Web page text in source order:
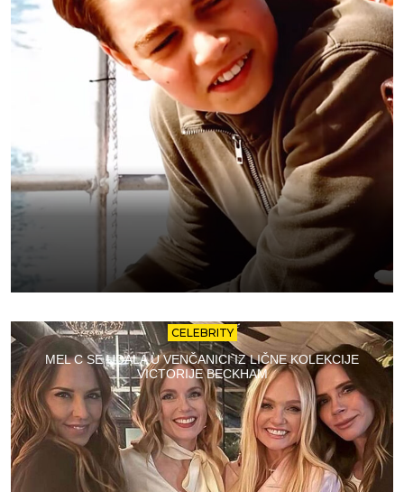
CELEBRITY
MEL C SE UDALA U VENČANICI IZ LIČNE KOLEKCIJE
VICTORIJE BECKHAM